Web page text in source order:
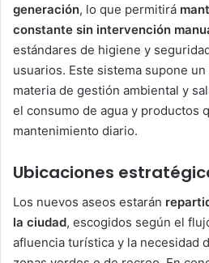
generación, lo que permitirá
constante sin intervención
estándares de higiene y
usuarios. Este sistema supone
materia de gestión ambiental y
el consumo de agua y productos
mantenimiento diario.
Ubicaciones
Los nuevos aseos estarán
la ciudad, escogidos según el
afluencia turística y la necesidad